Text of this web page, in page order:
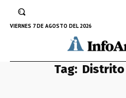
VIERNES 7 DE AGOSTO DEL 2026
Tag: Distrito